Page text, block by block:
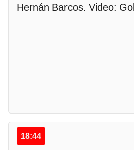
Hernán Barcos. Video:
18:44